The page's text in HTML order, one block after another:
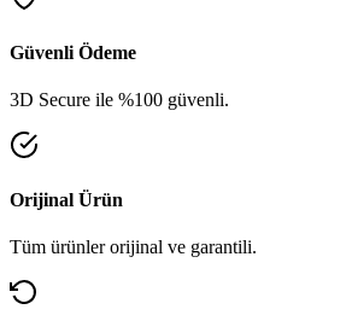
Güvenli Ödeme
3D Secure ile %100 güvenli.
Orijinal Ürün
Tüm ürünler orijinal ve garantili.